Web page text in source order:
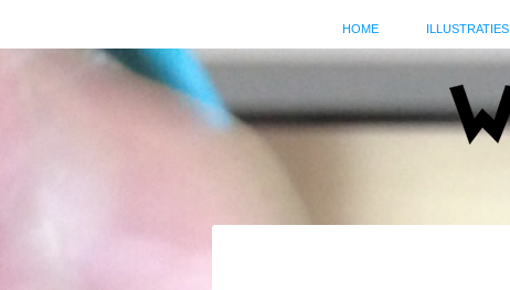
HOME ILLUSTRATIES